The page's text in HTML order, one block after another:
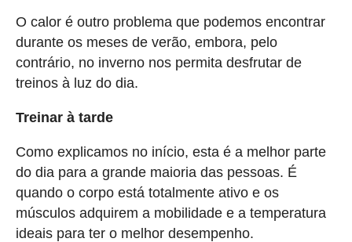
O calor é outro problema que podemos encontrar
durante os meses de verão, embora, pelo
contrário, no inverno nos permita desfrutar de
treinos à luz do dia.
Treinar à tarde
Como explicamos no início, esta é a melhor parte
do dia para a grande maioria das pessoas. É
quando o corpo está totalmente ativo e os
músculos adquirem a mobilidade e a temperatura
ideais para ter o melhor desempenho.